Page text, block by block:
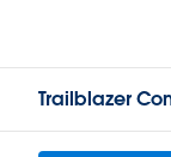
Trailblazer